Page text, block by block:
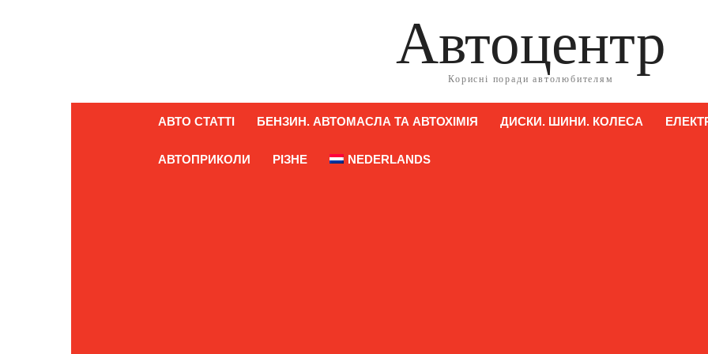
Автоцентр
Корисні поради автолюбителям
АВТО СТАТТІ БЕНЗИН. АВТОМАСЛА ТА АВТОХІМІЯ ДИСКИ. ШИНИ. КОЛЕСА
АВТОПРИКОЛИ РІЗНЕ NEDERLANDS